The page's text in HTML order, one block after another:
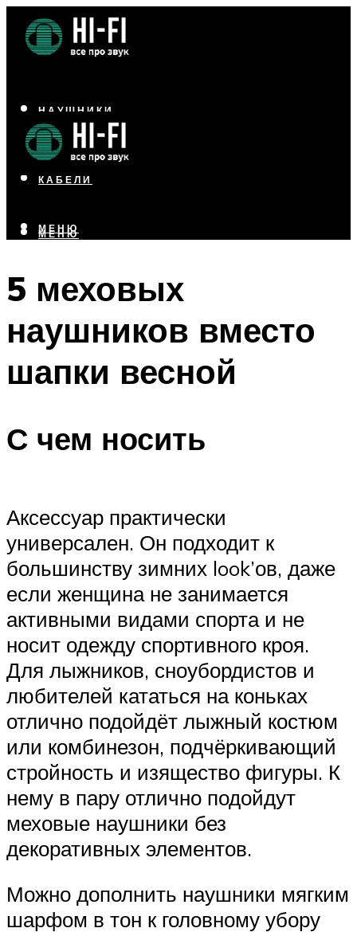
НАУШНИКИ
АКУСТИКА
УСИЛИТЕЛИ
КАБЕЛИ
МЕНЮ
МЕНЮ
5 меховых
наушников вместо
шапки весной
С чем носить
Аксессуар практически
универсален. Он подходит к
большинству зимних look’ов, даже
если женщина не занимается
активными видами спорта и не
носит одежду спортивного кроя.
Для лыжников, сноубордистов и
любителей кататься на коньках
отлично подойдёт лыжный костюм
или комбинезон, подчёркивающий
стройность и изящество фигуры. К
нему в пару отлично подойдут
меховые наушники без
декоративных элементов.
Можно дополнить наушники мягким
шарфом в тон к головному убору